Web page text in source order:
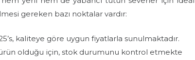
gereken bazı noktalar vardır:
kaliteye göre uygun fiyatlarla sunulmaktadır.
olduğu için, stok durumunu kontrol etmekte